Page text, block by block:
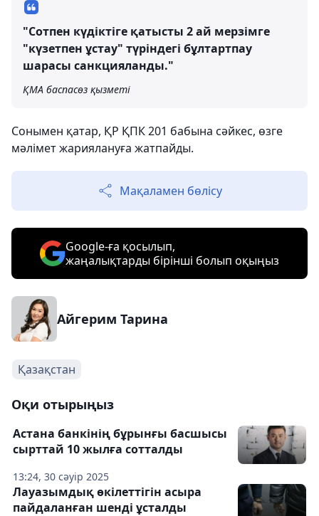
"Сотпен күдіктіге қатысты 2 ай мерзімге
"күзетпен ұстау" түріндегі бұлтартпау
шарасы санкцияланды."
ҚМА баспасөз қызметі
Сонымен қатар, ҚР ҚПК 201 бабына сәйкес, өзге
мәлімет жариялануға жатпайды.
Мақаламен бөлісу
Google-ға қосылып,
жаңалықтарды бірінші болып оқыңыз
Айгерим Тарина
Қазақстан
Оқи отырыңыз
13:24, 30 сәуір 2025
Астана банкінің бұрынғы басшысы
сырттай 10 жылға сотталды
Лауазымдық өкілеттігін асыра
пайдаланған шенді ұсталды